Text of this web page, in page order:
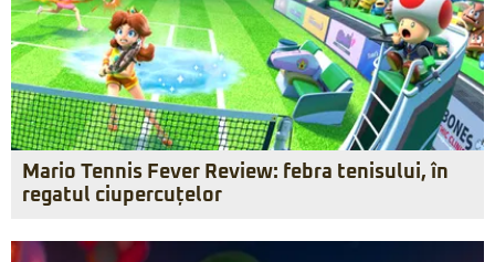
Mario Tennis Fever Review: febra tenisului, în
regatul ciupercuțelor